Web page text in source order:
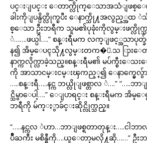
ပင္းျပင္း ေတာက္လိုက္ေသာအသံျဖစ္ေ
ခါးကိုျပန္ပိတ္လိုက္ၿပီး ေနာက္သို႔အလွည့္အထ
စ္ေသာ ဦးဘရီက သူမ၏ပုခုံးကိုလွမ္းဖက္လိုက္သ
…….ဖယ္ပါ….” စန္းရီမက လက္ျဖင့္အသာပုတ္ခ်လို
န၍ အိမ္ေပၚသို႔လွမ္းတက�္.သ ြားေ
နာက္ကလိုက္လာခဲ့သည္။စန္းရီမ၏ မပ်က္စီးေသ
ကို အာသာငမ္းငမ္းၾကည့္၍ ေနာက္မွေလွ်ာက္
…..စန္းရီ…..နင္က ဘယ္လိုျဖစ္တာလ ဲ….” “…..ဘာျ
င္သိမွာေပါ့….” ေျပာရင္း စန္းရီမက အိမ္ေရွ
ဘရီကို မ်က္ႏွာခ်င္းဆိုင္လိုက္သည္။
“…..နင္ကလ ဲဟာ…ဘာျဖစ္ရတာတုန္း…..ငါဘ
ပ်ိဳႀကီး မစိန္မွီကို….ယူေတာ့မလို႔ဆို……” ဦ